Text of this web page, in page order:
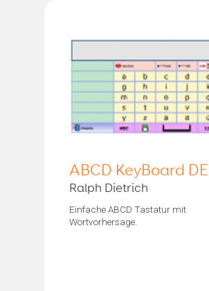
ABCD KeyBoard DE
Ralph Dietrich
Einfache ABCD Tastatur mit
Wortvorhersage.